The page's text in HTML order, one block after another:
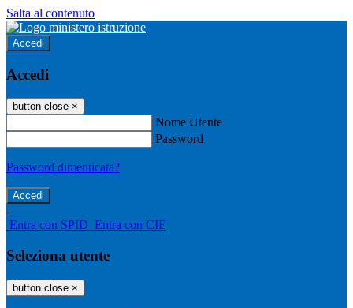
Salta al contenuto
Accedi
Accedi
button close ×
Nome Utente
Password
Password dimenticata?
-
Entra con SPID Entra con CIE
Seleziona utente
button close ×